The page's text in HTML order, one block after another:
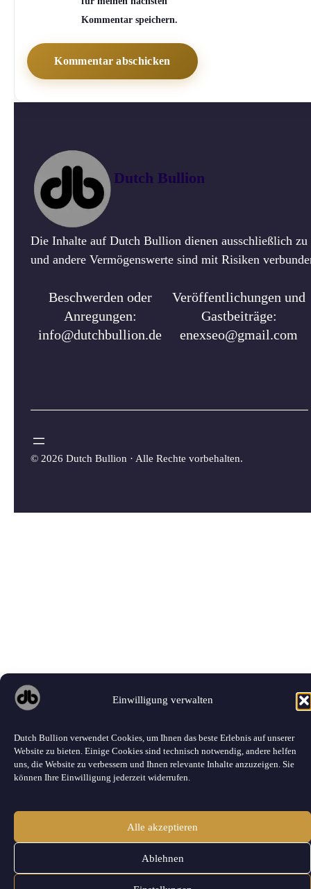
Einwilligung verwalten
Dutch Bullion verwendet Cookies, um Ihnen das beste Erlebnis auf unserer
Website zu bieten. Einige Cookies sind technisch notwendig, andere helfen
uns, die Website zu verbessern und Ihnen relevante Inhalte anzuzeigen. Sie
können Ihre Einwilligung jederzeit widerrufen.
Alle akzeptieren
Ablehnen
Kommentar speichern.
Dutch Bullion
Die Inhalte auf Dutch Bullion dienen ausschließlich
und andere Vermögenswerte sind mit Risiken
Beschwerden oder
Anregungen:
info@dutchbullion.de
Veröffentlichungen und
Gastbeiträge:
enexseo@gmail.com
© 2026 Dutch Bullion · Alle Rechte vorbehalten.